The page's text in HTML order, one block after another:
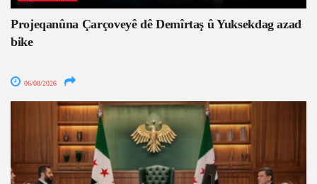
Projeqanûna Çarçoveyê dê Demîrtaş û Yuksekdag azad
bike
06/08/2026